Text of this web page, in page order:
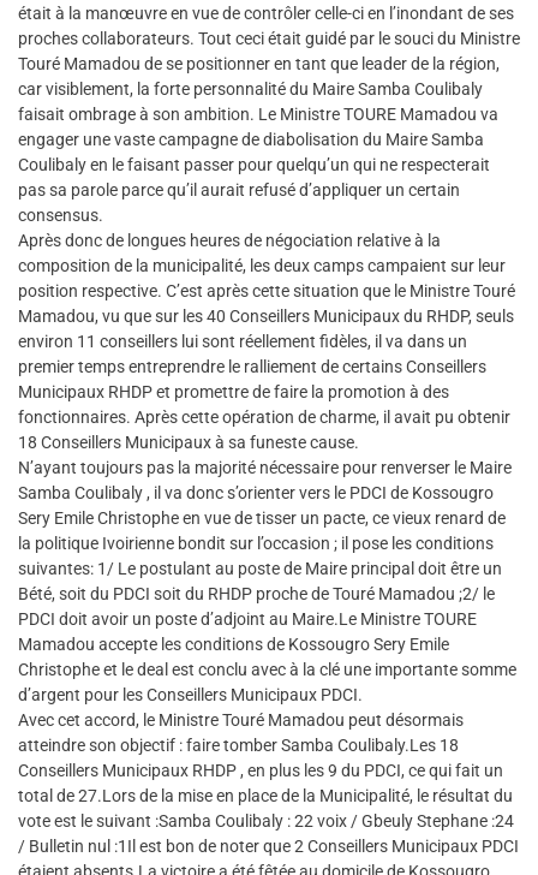
était à la manœuvre en vue de contrôler celle-ci en l’inondant de ses
proches collaborateurs. Tout ceci était guidé par le souci du Ministre
Touré Mamadou de se positionner en tant que leader de la région,
car visiblement, la forte personnalité du Maire Samba Coulibaly
faisait ombrage à son ambition. Le Ministre TOURE Mamadou va
engager une vaste campagne de diabolisation du Maire Samba
Coulibaly en le faisant passer pour quelqu’un qui ne respecterait
pas sa parole parce qu’il aurait refusé d’appliquer un certain
consensus.
Après donc de longues heures de négociation relative à la
composition de la municipalité, les deux camps campaient sur leur
position respective. C’est après cette situation que le Ministre Touré
Mamadou, vu que sur les 40 Conseillers Municipaux du RHDP, seuls
environ 11 conseillers lui sont réellement fidèles, il va dans un
premier temps entreprendre le ralliement de certains Conseillers
Municipaux RHDP et promettre de faire la promotion à des
fonctionnaires. Après cette opération de charme, il avait pu obtenir
18 Conseillers Municipaux à sa funeste cause.
N’ayant toujours pas la majorité nécessaire pour renverser le Maire
Samba Coulibaly , il va donc s’orienter vers le PDCI de Kossougro
Sery Emile Christophe en vue de tisser un pacte, ce vieux renard de
la politique Ivoirienne bondit sur l’occasion ; il pose les conditions
suivantes: 1/ Le postulant au poste de Maire principal doit être un
Bété, soit du PDCI soit du RHDP proche de Touré Mamadou ;2/ le
PDCI doit avoir un poste d’adjoint au Maire.Le Ministre TOURE
Mamadou accepte les conditions de Kossougro Sery Emile
Christophe et le deal est conclu avec à la clé une importante somme
d’argent pour les Conseillers Municipaux PDCI.
Avec cet accord, le Ministre Touré Mamadou peut désormais
atteindre son objectif : faire tomber Samba Coulibaly.Les 18
Conseillers Municipaux RHDP , en plus les 9 du PDCI, ce qui fait un
total de 27.Lors de la mise en place de la Municipalité, le résultat du
vote est le suivant :Samba Coulibaly : 22 voix / Gbeuly Stephane :24
/ Bulletin nul :1Il est bon de noter que 2 Conseillers Municipaux PDCI